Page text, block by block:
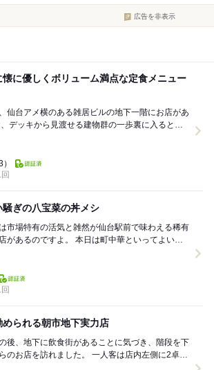
広告を非表示
に優しくボリューム満点な定食メニュー
仙台アメ横のある雑居ビルの地下一階にお店があ
ぎの八宝菜の丼メシ
市場特有の活気と雑然が仙台駅前で味わえる稀有
本日は町中華といってよい中
られる朝市地下実力店
後、地下に飲食街があることに気づき、階段を下
ました。 一人客は店内左側に2卓あ